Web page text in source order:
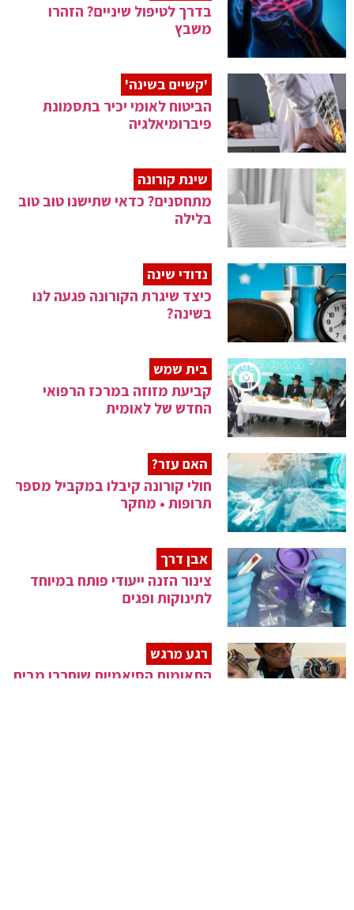
בדרך לטיפול שיניים? הזהרו
משבץ
'קשיים בשינה'
הביטוח לאומי יכיר בתסמונת
פיברומיאלגיה
שינת קורונה
מתחסנים? כדאי שתישנו טוב טוב
בלילה
נדודי שינה
כיצד שיגרת הקורונה פגעה לנו
בשינה?
בית שמש
קביעת מזוזה במרכז הרפואי
החדש של לאומית
האם עזר?
חולי קורונה קיבלו במקביל מספר
תרופות • מחקר
אבן דרך
צינור הזנה ייעודי פותח במיוחד
לתינוקות ופגים
רגע מרגש
התאומות הסיאמיות שוחררו מבית